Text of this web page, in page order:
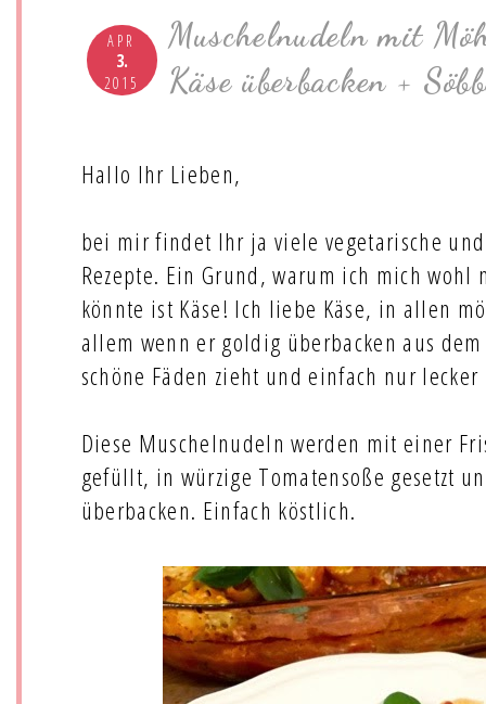
APR
3.
2015
Muschelnudeln mit
Käse überbacken +
Hallo Ihr Lieben,
bei mir findet Ihr ja viele vegetarische
Rezepte. Ein Grund, warum ich mich
könnte ist Käse! Ich liebe Käse, in allen
allem wenn er goldig überbacken aus
schöne Fäden zieht und einfach nur
Diese Muschelnudeln werden mit einer
gefüllt, in würzige Tomatensoße gesetzt
überbacken. Einfach köstlich.